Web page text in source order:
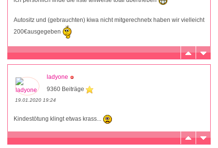
Autositz und (gebrauchten) kiwa nicht mitgerechnetx haben wir vielleicht
200€ausgegeben
ladyone
9360 Beiträge
19.01.2020 19:24
Kindestötung klingt etwas krass...